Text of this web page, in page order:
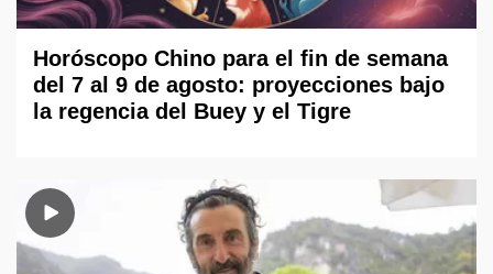
Horóscopo Chino para el fin de semana
del 7 al 9 de agosto: proyecciones bajo
la regencia del Buey y el Tigre